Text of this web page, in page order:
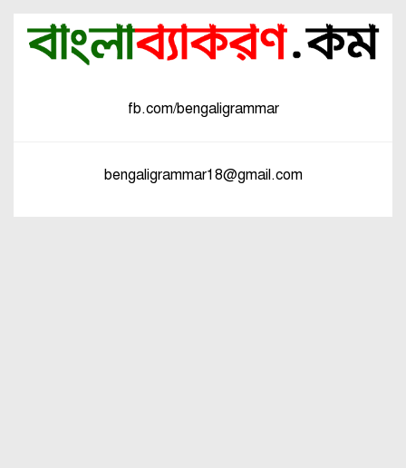
পুরুষবাচক শব্দের শেষে প্রত্যয় যোগে লিঙ্গ
fb.com/bengaligrammar
bengaligrammar18@gmail.com